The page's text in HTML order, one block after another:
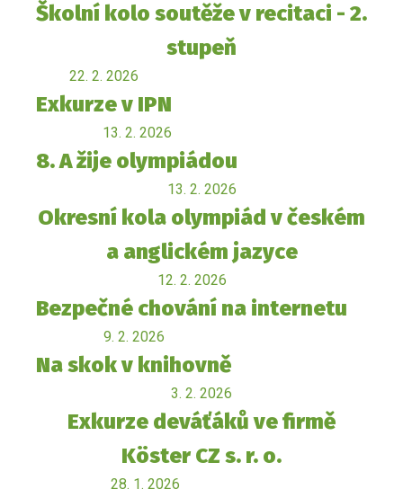
Školní kolo soutěže v recitaci - 2.
stupeň
22. 2. 2026
Exkurze v IPN
13. 2. 2026
8. A žije olympiádou
13. 2. 2026
Okresní kola olympiád v českém
a anglickém jazyce
12. 2. 2026
Bezpečné chování na internetu
9. 2. 2026
Na skok v knihovně
3. 2. 2026
Exkurze deváťáků ve firmě
Köster CZ s. r. o.
28. 1. 2026